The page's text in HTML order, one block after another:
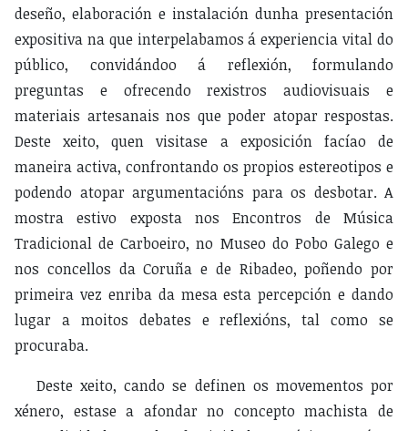
deseño, elaboración e instalación dunha presentación
expositiva na que interpelabamos á experiencia vital do
público, convidándoo á reflexión, formulando
preguntas e ofrecendo rexistros audiovisuais e
materiais artesanais nos que poder atopar respostas.
Deste xeito, quen visitase a exposición facíao de
maneira activa, confrontando os propios estereotipos e
podendo atopar argumentacións para os desbotar. A
mostra estivo exposta nos Encontros de Música
Tradicional de Carboeiro, no Museo do Pobo Galego e
nos concellos da Coruña e de Ribadeo, poñendo por
primeira vez enriba da mesa esta percepción e dando
lugar a moitos debates e reflexións, tal como se
procuraba.
Deste xeito, cando se definen os movementos por
xénero, estase a afondar no concepto machista de